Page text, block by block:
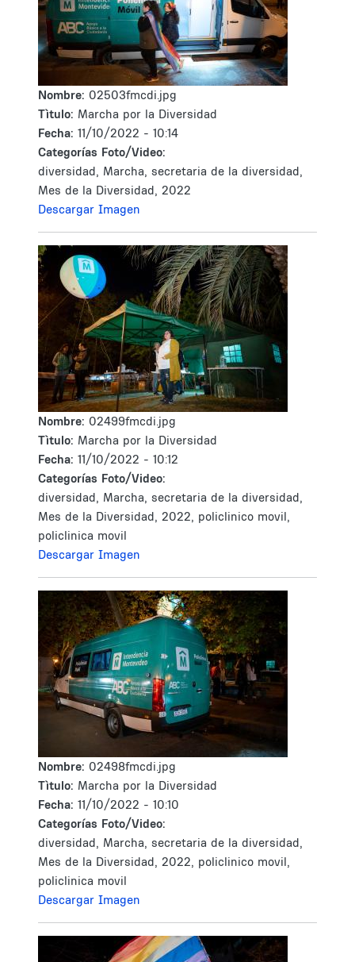
Nombre: 02503fmcdi.jpg
Tìtulo: Marcha por la Diversidad
Fecha: 11/10/2022 - 10:14
Categorías Foto/Video:
diversidad, Marcha, secretaria de la diversidad,
Mes de la Diversidad, 2022
Descargar Imagen
Nombre: 02499fmcdi.jpg
Tìtulo: Marcha por la Diversidad
Fecha: 11/10/2022 - 10:12
Categorías Foto/Video:
diversidad, Marcha, secretaria de la diversidad,
Mes de la Diversidad, 2022, policlinico movil,
policlinica movil
Descargar Imagen
Nombre: 02498fmcdi.jpg
Tìtulo: Marcha por la Diversidad
Fecha: 11/10/2022 - 10:10
Categorías Foto/Video:
diversidad, Marcha, secretaria de la diversidad,
Mes de la Diversidad, 2022, policlinico movil,
policlinica movil
Descargar Imagen